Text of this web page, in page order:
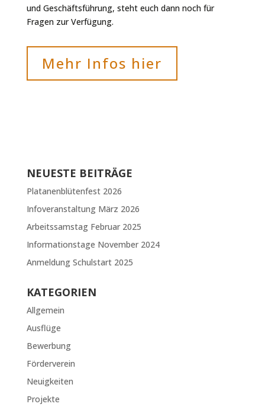
und Geschäftsführung, steht euch dann noch für
Fragen zur Verfügung.
Mehr Infos hier
NEUESTE BEITRÄGE
Platanenblütenfest 2026
Infoveranstaltung März 2026
Arbeitssamstag Februar 2025
Informationstage November 2024
Anmeldung Schulstart 2025
KATEGORIEN
Allgemein
Ausflüge
Bewerbung
Förderverein
Neuigkeiten
Projekte